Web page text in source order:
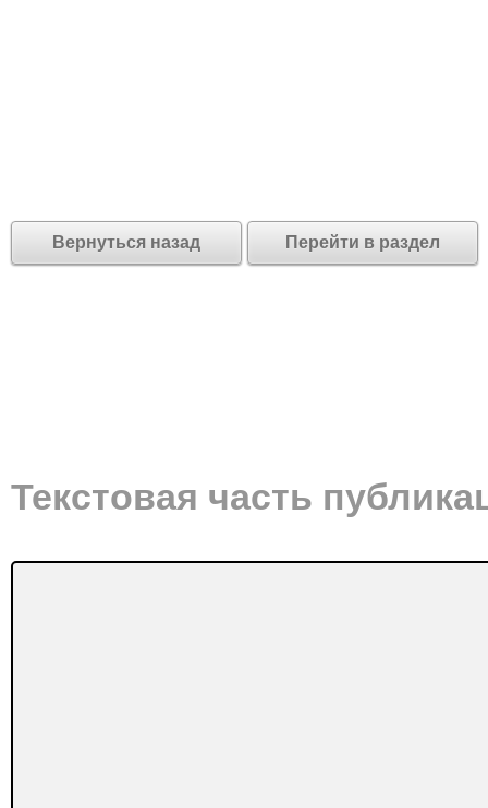
Вернуться назад Перейти в раздел
Текстовая часть